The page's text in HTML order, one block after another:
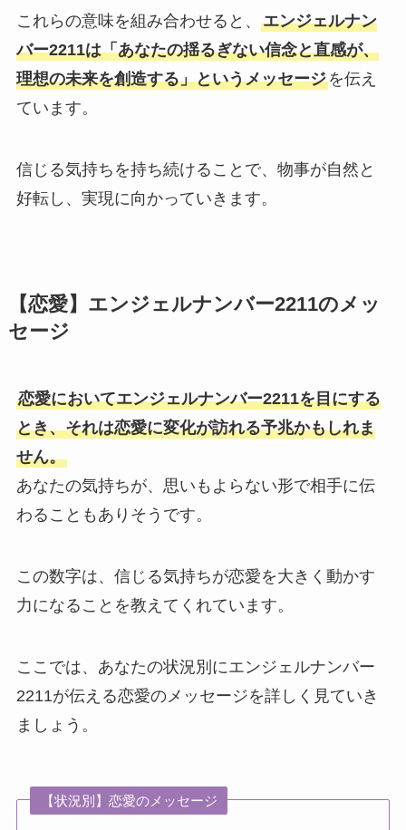
これらの意味を組み合わせると、 エンジェルナン
バー2211は「あなたの揺るぎない信念と直感が、
理想の未来を創造する」というメッセージを伝え
ています。
信じる気持ちを持ち続けることで、物事が自然と
好転し、実現に向かっていきます。
【恋愛】エンジェルナンバー2211のメッ
セージ
恋愛においてエンジェルナンバー2211を目にする
とき、それは恋愛に変化が訪れる予兆かもしれま
せん。
あなたの気持ちが、思いもよらない形で相手に伝
わることもありそうです。
この数字は、信じる気持ちが恋愛を大きく動かす
力になることを教えてくれています。
ここでは、あなたの状況別にエンジェルナンバー
2211が伝える恋愛のメッセージを詳しく見ていき
ましょう。
【状況別】恋愛のメッセージ